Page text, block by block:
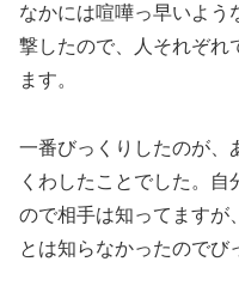
なかには喧嘩っ早いよう
撃したので、人それぞれ
ます。
一番びっくりしたのが、
くわしたことでした。
ので相手は知ってますが
とは知らなかったのでび